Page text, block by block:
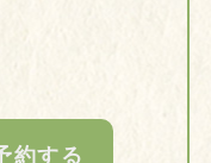
約する